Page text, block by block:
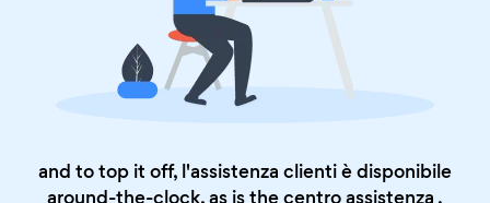
and to top it off, l'assistenza clienti è disponibile